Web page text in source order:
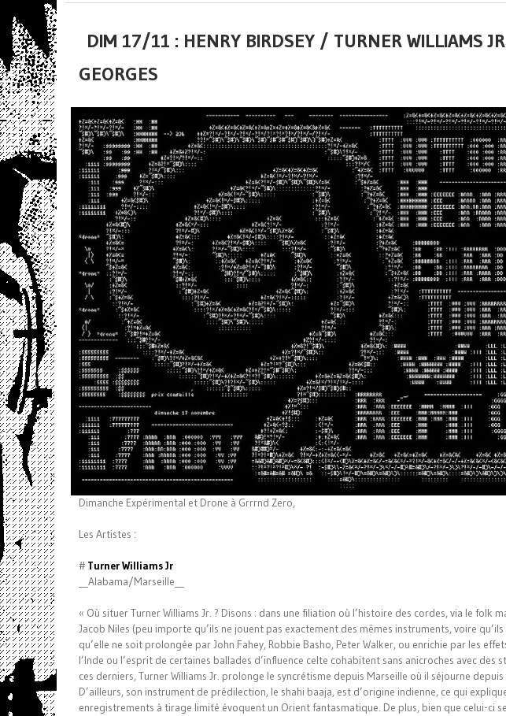
DIM 17/11 : HENRY BIRDSEY / TURNER WILLIAMS
GEORGES
Dimanche Expérimental et Drone à Grrrnd Zero,
Les Artistes :
# Turner Williams Jr
__Alabama/Marseille__
« Où situer Turner Williams Jr. ? Disons : dans une filiation où l’histoire des cordes, via le folk
Jacob Niles (peu importe qu’ils ne jouent pas exactement des mêmes instruments, voire
qu’elle ne soit prolongée par John Fahey, Robbie Basho, Peter Walker, ou enrichie par les
l’Inde ou l’esprit de certaines ballades d’influence celte cohabitent sans anicroches avec
ces derniers, Turner Williams Jr. prolonge le syncrétisme depuis Marseille où il séjourne
D’ailleurs, son instrument de prédilection, le shahi baaja, est d’origine indienne, ce qui
enregistrements à tirage limité évoquent un Orient fantasmatique. De plus, bien que celui-ci